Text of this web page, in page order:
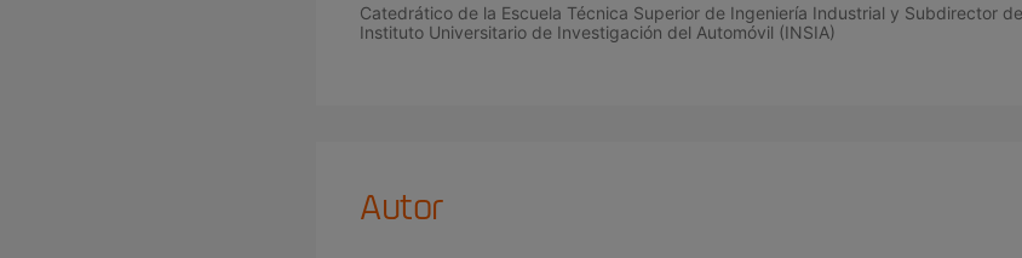
Catedrático de la Escuela Técnica Superior de Ingeniería Industrial y Subdirector
Instituto Universitario de Investigación del Automóvil (INSIA)
Autor